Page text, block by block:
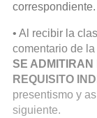
correspondiente.
• Al recibir la
comentario de la
SE ADMITIRAN
REQUISITO
presentismo y
siguiente.